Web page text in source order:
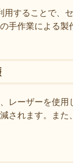
用することで、
手作業による製
レーザーを使
されます。ま